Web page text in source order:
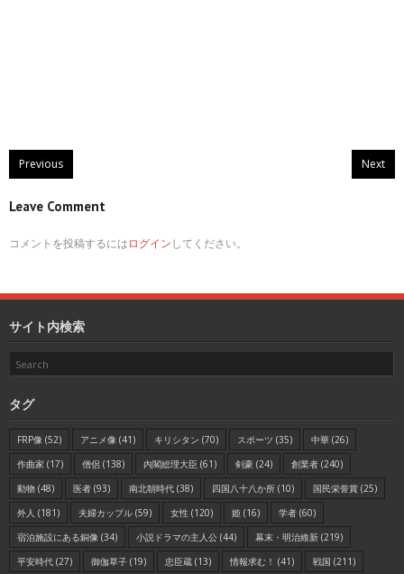
Previous Next
Leave Comment
コメントを投稿するにはログインしてください。
サイト内検索
タグ
FRP像 (52) アニメ像 (41) キリシタン (70) スポーツ (35) 中華 (26)
作曲家 (17) 僧侶 (138) 内閣総理大臣 (61) 剣豪 (24) 創業者 (240)
動物 (48) 医者 (93) 南北朝時代 (38) 四国八十八か所 (10) 国民栄誉賞 (25)
外人 (181) 夫婦カップル (59) 女性 (120) 姫 (16) 学者 (60)
宿泊施設にある銅像 (34) 小説ドラマの主人公 (44) 幕末・明治維新 (219)
平安時代 (27) 御伽草子 (19) 忠臣蔵 (13) 情報求む！ (41) 戦国 (211)